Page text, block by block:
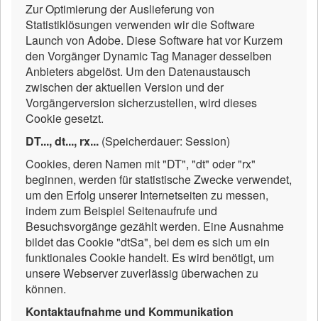
Zur Optimierung der Auslieferung von
Statistiklösungen verwenden wir die Software
Launch von Adobe. Diese Software hat vor Kurzem
den Vorgänger Dynamic Tag Manager desselben
Anbieters abgelöst. Um den Datenaustausch
zwischen der aktuellen Version und der
Vorgängerversion sicherzustellen, wird dieses
Cookie gesetzt.
DT..., dt..., rx... (Speicherdauer: Session)
Cookies, deren Namen mit "DT", "dt" oder "rx"
beginnen, werden für statistische Zwecke verwendet,
um den Erfolg unserer Internetseiten zu messen,
indem zum Beispiel Seitenaufrufe und
Besuchsvorgänge gezählt werden. Eine Ausnahme
bildet das Cookie "dtSa", bei dem es sich um ein
funktionales Cookie handelt. Es wird benötigt, um
unsere Webserver zuverlässig überwachen zu
können.
Kontaktaufnahme und Kommunikation